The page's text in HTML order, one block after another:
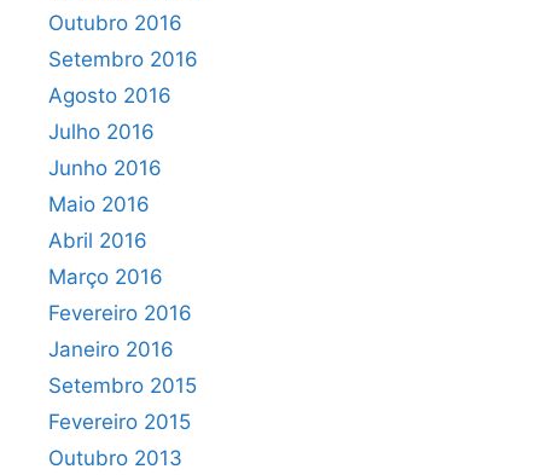
Outubro 2016
Setembro 2016
Agosto 2016
Julho 2016
Junho 2016
Maio 2016
Abril 2016
Março 2016
Fevereiro 2016
Janeiro 2016
Setembro 2015
Fevereiro 2015
Outubro 2013